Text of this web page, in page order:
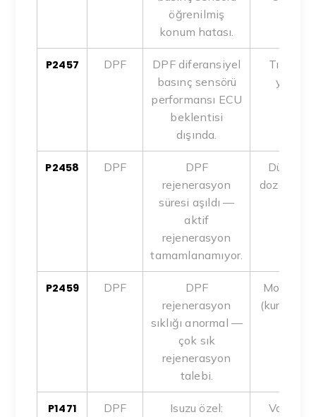
öğrenilmiş
konum hatası.
P2457 DPF
DPF diferansiyel
basınç sensörü
performansı ECU
beklentisi
dışında.
Tıkalı
yanlış
P2458 DPF
DPF
rejenerasyon
süresi aşıldı —
aktif
rejenerasyon
tamamlanamıyor.
Düşük
dozer
P2459 DPF
DPF
rejenerasyon
sıklığı anormal —
çok sık
rejenerasyon
talebi.
Motor
(kurum),
P1471 DPF Isuzu özel: Valf